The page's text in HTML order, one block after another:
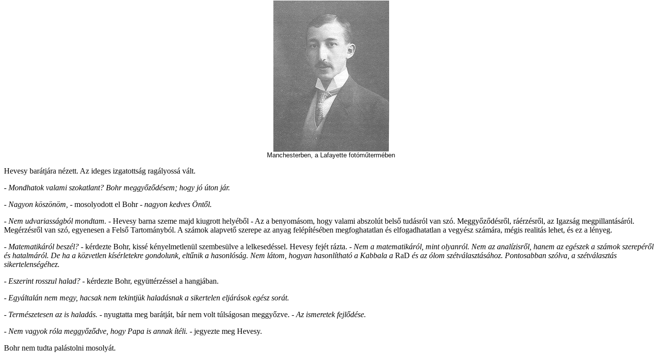
Manchesterben, a Lafayette fotóműtermében
Hevesy barátjára nézett. Az ideges izgatottság ragályossá vált.
- Mondhatok valami szokatlant? Bohr meggyőződésem; hogy jó úton jár.
- Nagyon köszönöm, - mosolyodott el Bohr - nagyon kedves Öntől.
- Nem udvariasságból mondtam. - Hevesy barna szeme majd kiugrott helyéből - Az a benyomásom, hogy valami abszolút belső tudásról van szó. Meggyőződésről, ráérzésről, az Igazság megpillantásáról.
Megérzésről van szó, egyenesen a Felső Tartományból. A számok alapvető szerepe az anyag felépítésében megfoghatatlan és elfogadhatatlan a vegyész számára, mégis realitás lehet, és ez a lényeg.
- Matematikáról beszél? - kérdezte Bohr, kissé kényelmetlenül szembesülve a lelkesedéssel. Hevesy fejét rázta. - Nem a matematikáról, mint olyanról. Nem az analízisről, hanem az egészek a számok szerepéről
és hatalmáról. De ha a közvetlen kísérletekre gondolunk, eltűnik a hasonlóság. Nem látom, hogyan hasonlítható a Kabbala a RaD és az ólom szétválasztásához. Pontosabban szólva, a szétválasztás
sikertelenségéhez.
- Eszerint rosszul halad? - kérdezte Bohr, együttérzéssel a hangjában.
- Egyáltalán nem megy, hacsak nem tekintjük haladásnak a sikertelen eljárások egész sorát.
- Természetesen az is haladás. - nyugtatta meg barátját, bár nem volt túlságosan meggyőzve. - Az ismeretek fejlődése.
- Nem vagyok róla meggyőződve, hogy Papa is annak ítéli. - jegyezte meg Hevesy.
Bohr nem tudta palástolni mosolyát.